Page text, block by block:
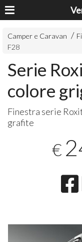
Camper e Caravan
F28
Serie
colore
Finestra serie
grafite
€